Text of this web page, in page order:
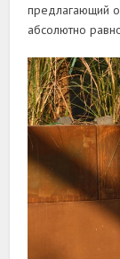
предлагающий
абсолютно